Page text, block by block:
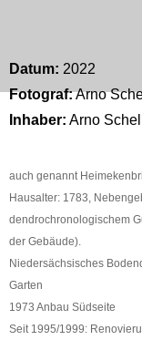
Datum: 2022
Fotograf:Arno
Inhaber: Arno
auch genannt
Hausalter: 1783,
dendrochronologischem
der Gebäude).
Niedersächsisches
Garten
1973 Anbau Südseite
Seit 1995/1999: